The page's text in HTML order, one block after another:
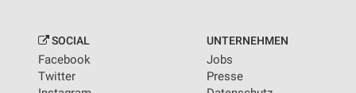
SOCIAL
Facebook
Twitter
UNTERNEHMEN
Jobs
Presse